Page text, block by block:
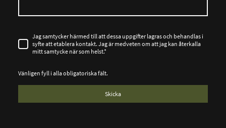
Jag samtycker härmed till att dessa uppgifter lagras och behandlas i
syfte att etablera kontakt. Jag är medveten om att jag kan återkalla
mitt samtycke när som helst.*
Vänligen fyll i alla obligatoriska fält.
Skicka